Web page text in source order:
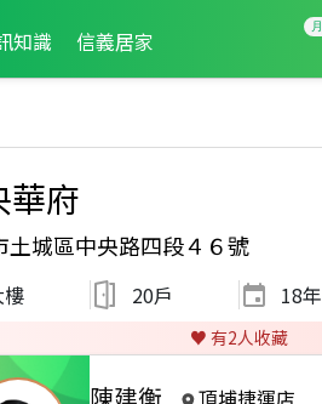
知識 信義居家
華府
土城區中央路四段４６號
樓 20戶 18年
♥️ 有2人收藏
頂埔捷運店